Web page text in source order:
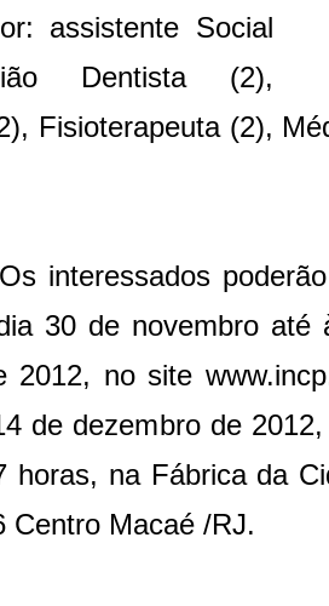
assistente Social
Dentista (2),
Fisioterapeuta (2),
interessados
30 de novembro
2012, no site
de dezembro de
horas, na Fábrica da
Centro Macaé /RJ.